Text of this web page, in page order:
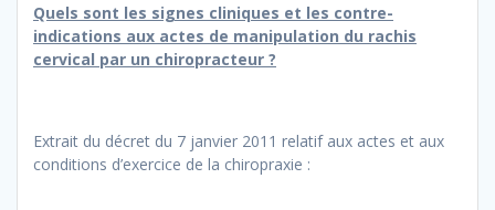
Quels sont les signes cliniques et les contre-
indications aux actes de manipulation du rachis
cervical par un chiropracteur ?
Extrait du décret du 7 janvier 2011 relatif aux actes et aux
conditions d’exercice de la chiropraxie :